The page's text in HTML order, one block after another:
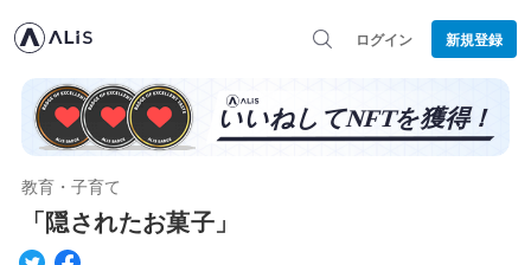
ログイン 新規登録
教育・子育て
「隠されたお菓子」